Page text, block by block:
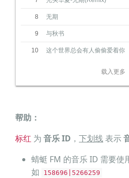
任
就
清
谁
8 无期
GAI周延,功夫胖KUNGFU-
9 与秋书
10 这个世界总会有人偷偷爱着你
载入更多
帮助：
标红 为 音乐 ID ， 下划线表示
蜻蜓 FM 的音乐 ID 需要使
如
158696|5266259